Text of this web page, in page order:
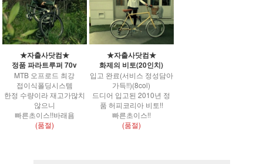
★자출사닷컴★
정품 파라트루퍼 70v
MTB 오프로드 최강
접이식폴딩시스템
한정 수량이라 재고가많치
않으니
빠른초이스!!바래욤
(품절)
★자출사닷컴★
화제의 비토(20인치)
입고 완료(서비스 정성담아
가득!!)(8col)
드디어 입고된 2010년 정
품 허피코리아 비토!!
빠른초이스!!
(품절)